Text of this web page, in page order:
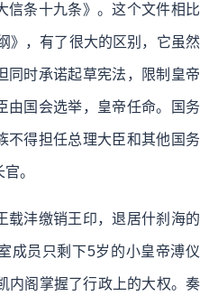
信条十九条》。这个文件相比
》，有了很大的区别，它虽然
同时承诺起草宪法，限制皇帝
由国会选举，皇帝任命。国务
不得担任总理大臣和其他国务
。
载沣缴销王印，退居什刹海的
成员只剩下5岁的小皇帝溥仪
内阁掌握了行政上的大权。奏